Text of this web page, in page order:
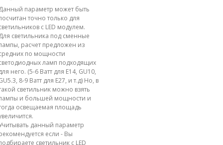
параметр может быть
точно только для
с LED модулем.
светильника под сменные
расчет предложен из
по мощности
ламп подходящих
него. (5-6 Ватт для E14, GU10,
8-9 Ватт для E27, и т.д) Но, в
светильник можно взять
и большей мощности и
освещаемая площадь
данный параметр
если - Вы
светильник с LED